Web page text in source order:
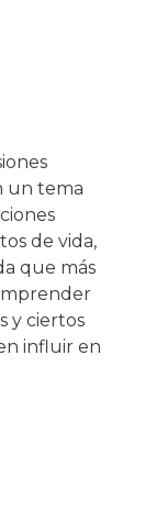
un tema
de vida,
que más
y ciertos
influir en